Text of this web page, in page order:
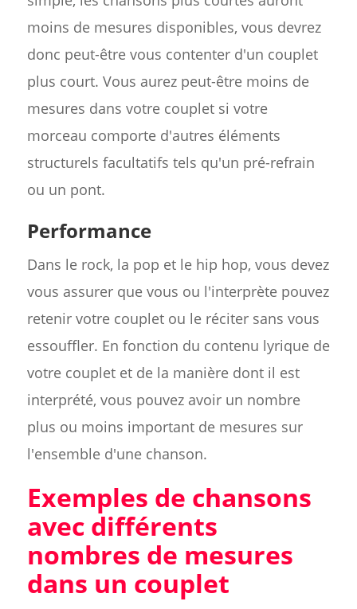
moins de mesures disponibles, vous devrez
donc peut-être vous contenter d'un couplet
plus court. Vous aurez peut-être moins de
mesures dans votre couplet si votre
morceau comporte d'autres éléments
structurels facultatifs tels qu'un pré-refrain
ou un pont.
Performance
Dans le rock, la pop et le hip hop, vous devez
vous assurer que vous ou l'interprète pouvez
retenir votre couplet ou le réciter sans vous
essouffler. En fonction du contenu lyrique de
votre couplet et de la manière dont il est
interprété, vous pouvez avoir un nombre
plus ou moins important de mesures sur
l'ensemble d'une chanson.
Exemples de chansons
avec différents
nombres de mesures
dans un couplet